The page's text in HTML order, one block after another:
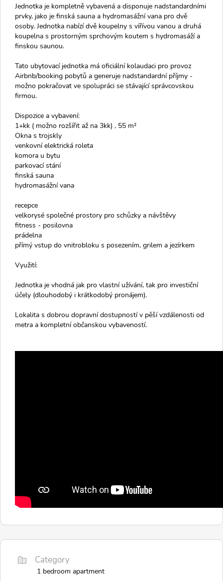
Jednotka je kompletně vybavená a disponuje nadstandardními
prvky, jako je finská sauna a hydromasážní vana pro dvě
osoby. Jednotka nabízí dvě koupelny s vířívou vanou a druhá
koupelna s prostorným sprchovým koutem s hydromasáží a
finskou saunou.
Tato ubytovací jednotka má oficiální kolaudaci pro provoz
Airbnb/booking pobytů a generuje nadstandardní příjmy -
možno pokračovat ve spolupráci se stávající správcovskou
firmou.
Dispozice a vybavení:
1+kk ( možno rozšířit až na 3kk) , 55 m²
Okna s trojskly
venkovní elektrická roleta
komora u bytu
parkovací stání
finská sauna
hydromasážní vana
recepce
velkorysé společné prostory pro schůzky a návštěvy
fitness - posilovna
prádelna
přímý vstup do vnitrobloku s posezením, grilem a jezírkem
Využití:
Jednotka je vhodná jak pro vlastní užívání, tak pro investiční
účely (dlouhodobý i krátkodobý pronájem).
Lokalita s dobrou dopravní dostupností v pěší vzdálenosti od
metra a kompletní občanskou vybaveností.
Category
1 bedroom apartment